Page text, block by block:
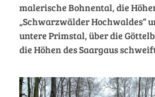
malerische Bohnental, die
„Schwarzwälder Hochwaldes“
untere Primstal, über die
die Höhen des Saargaus